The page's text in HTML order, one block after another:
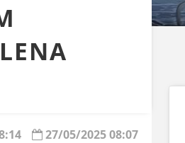
27/05/2025 08:07